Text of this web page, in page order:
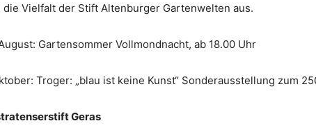
die Vielfalt der Stift Altenburger Gartenwelten aus.
Gartensommer Vollmondnacht, ab 18.00 Uhr
Troger: „blau ist keine Kunst“ Sonderausstellung zum
Geras